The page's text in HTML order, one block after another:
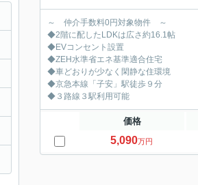
～ 仲介手数料0円対象物件 ～
◆2階に配したLDKは広さ約16.1帖
◆EVコンセント設置
◆ZEH水準省エネ基準適合住宅
◆車どおりが少なく閑静な住環境
◆京急本線「子安」駅徒歩９分
◆３路線３駅利用可能
価格
5,090万円